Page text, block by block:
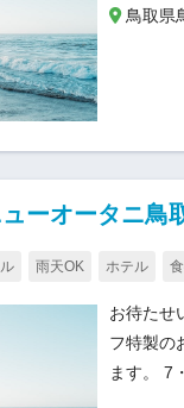
鳥取県
ーオータニ鳥
雨天OK ホテル
お待たせ
フ特製の
ます。 7